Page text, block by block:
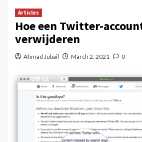
Articles
Hoe een Twitter-
verwijderen
Ahmad Jubail March 2, 2021 0